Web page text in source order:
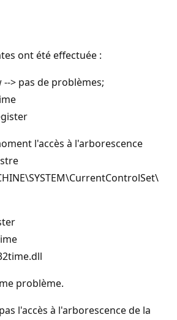
ont été effectuée :
> pas de problèmes;
l'accès à l'arborescence
problème.
l'accès à l'arborescence de la